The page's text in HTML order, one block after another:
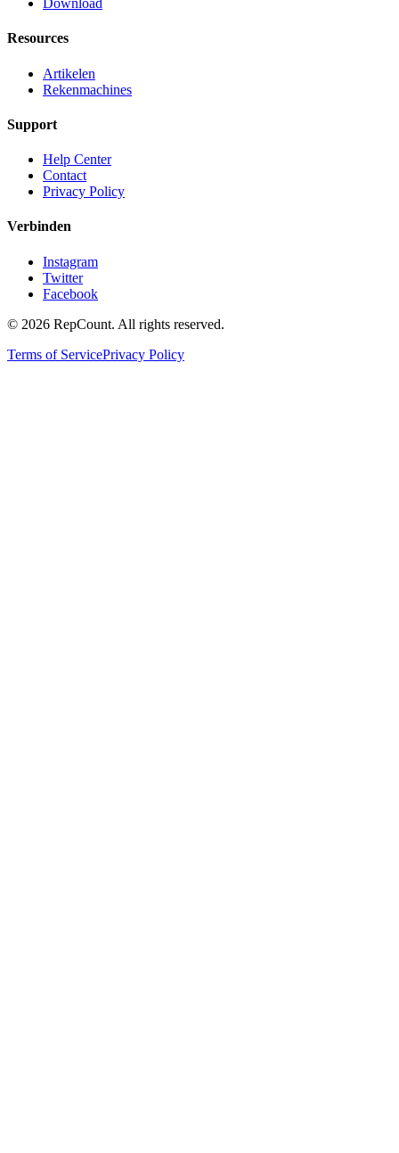
Download
Resources
Artikelen
Rekenmachines
Support
Help Center
Contact
Privacy Policy
Verbinden
Instagram
Twitter
Facebook
© 2026 RepCount. All rights reserved.
Terms of ServicePrivacy Policy